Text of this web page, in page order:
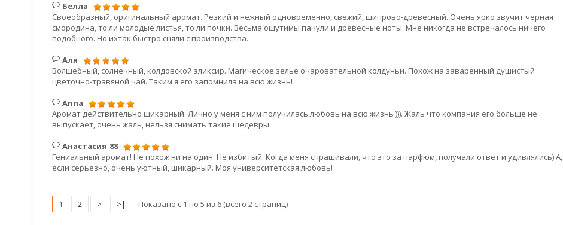
Белла
Своеобразный, оригинальный аромат. Резкий и нежный одновременно, свежий, шипрово-древесный. Очень ярко звучит черная
смородина, то ли молодые листья, то ли почки. Весьма ощутимы пачули и древесные ноты. Мне никогда не встречалось ничего
подобного. Но ихтак быстро сняли с производства.
Аля
Волшебный, солнечный, колдовской эликсир. Магическое зелье очаровательной колдуньи. Похож на заваренный душистый
цветочно-травяной чай. Таким я его запомнила на всю жизнь!
Anna
Аромат действительно шикарный. Лично у меня с ним получилась любовь на всю жизнь ))). Жаль что компания его больше не
выпускает, очень жаль, нельзя снимать такие шедевры.
Анастасия_88
Гениальный аромат! Не похож ни на один. Не избитый. Когда меня спрашивали, что это за парфюм, получали ответ и удивлялись) А,
если серьезно, очень уютный, шикарный. Моя университетская любовь!
1 2 > >| Показано с 1 по 5 из 6 (всего 2 страниц)